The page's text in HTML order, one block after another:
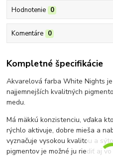
Hodnotenie 0
Komentáre 0
Kompletné špecifikácie
Akvarelová farba White Nights
najjemnejších kvalitných
medu.
Má mäkkú konzistenciu, vďaka
rýchlo aktivuje, dobre mieša a
vyznačuje vysokou kvalitou a
pigmentov je možné ju riediť aj